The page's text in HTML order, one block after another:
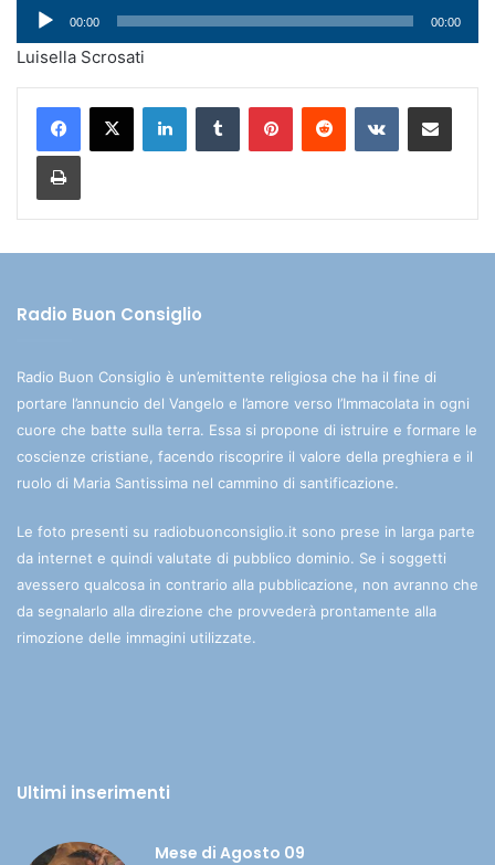
Audio
Player
00:00 00:00
Luisella Scrosati
Radio Buon Consiglio
Radio Buon Consiglio è un’emittente religiosa che ha il fine di
portare l’annuncio del Vangelo e l’amore verso l’Immacolata in ogni
cuore che batte sulla terra. Essa si propone di istruire e formare le
coscienze cristiane, facendo riscoprire il valore della preghiera e il
ruolo di Maria Santissima nel cammino di santificazione.
Le foto presenti su radiobuonconsiglio.it sono prese in larga parte
da internet e quindi valutate di pubblico dominio. Se i soggetti
avessero qualcosa in contrario alla pubblicazione, non avranno che
da segnalarlo alla direzione che provvederà prontamente alla
rimozione delle immagini utilizzate.
Ultimi inserimenti
Mese di Agosto 09